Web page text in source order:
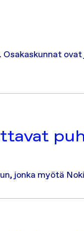
Osakaskunnat
jonka myötä